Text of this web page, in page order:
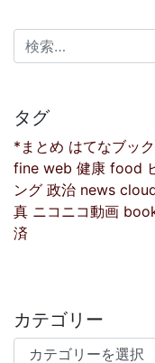
検索:
タグ
*まとめ はてなブッ
fine web 健康 food
ング 政治 news
真 ニコニコ動画
済
カテゴリー
カテゴリー